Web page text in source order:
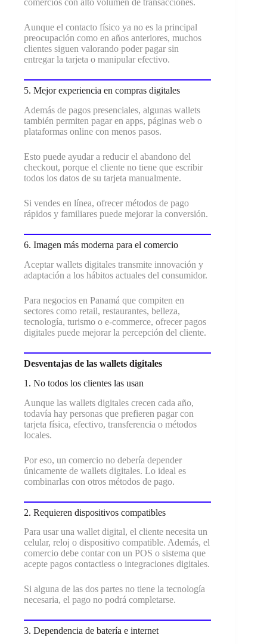
comercios con alto volumen de transacciones.
Aunque el contacto físico ya no es la principal
preocupación como en años anteriores, muchos
clientes siguen valorando poder pagar sin
entregar la tarjeta o manipular efectivo.
5. Mejor experiencia en compras digitales
Además de pagos presenciales, algunas wallets
también permiten pagar en apps, páginas web o
plataformas online con menos pasos.
Esto puede ayudar a reducir el abandono del
checkout, porque el cliente no tiene que escribir
todos los datos de su tarjeta manualmente.
Si vendes en línea, ofrecer métodos de pago
rápidos y familiares puede mejorar la conversión.
6. Imagen más moderna para el comercio
Aceptar wallets digitales transmite innovación y
adaptación a los hábitos actuales del consumidor.
Para negocios en Panamá que compiten en
sectores como retail, restaurantes, belleza,
tecnología, turismo o e-commerce, ofrecer pagos
digitales puede mejorar la percepción del cliente.
Desventajas de las wallets digitales
1. No todos los clientes las usan
Aunque las wallets digitales crecen cada año,
todavía hay personas que prefieren pagar con
tarjeta física, efectivo, transferencia o métodos
locales.
Por eso, un comercio no debería depender
únicamente de wallets digitales. Lo ideal es
combinarlas con otros métodos de pago.
2. Requieren dispositivos compatibles
Para usar una wallet digital, el cliente necesita un
celular, reloj o dispositivo compatible. Además, el
comercio debe contar con un POS o sistema que
acepte pagos contactless o integraciones digitales.
Si alguna de las dos partes no tiene la tecnología
necesaria, el pago no podrá completarse.
3. Dependencia de batería e internet